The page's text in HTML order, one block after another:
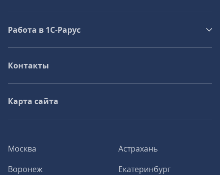
Москва
Астрахань
Воронеж
Екатеринбург
Работа в 1С‑Рарус
Контакты
Карта сайта